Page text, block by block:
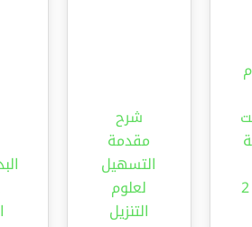
الكريم \ 2
شرح
مقدمة
التسهيل
لعلوم
التنزيل